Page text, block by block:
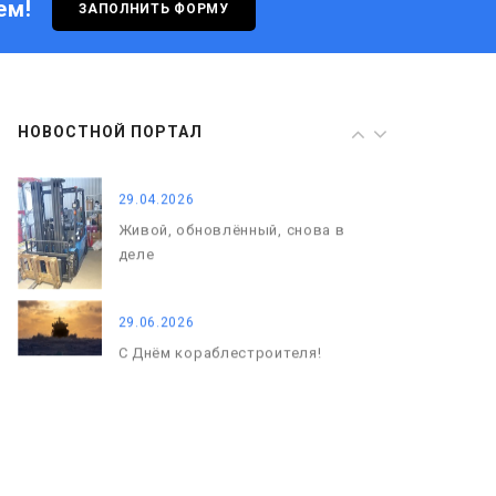
ЗАПОЛНИТЬ ФОРМУ
НОВОСТНОЙ ПОРТАЛ
С Днём кораблестроителя!
С Днём Победы. Память, которая
29.04.2026
Живой, обновлённый, снова в
деле
29.06.2026
С Днём кораблестроителя!